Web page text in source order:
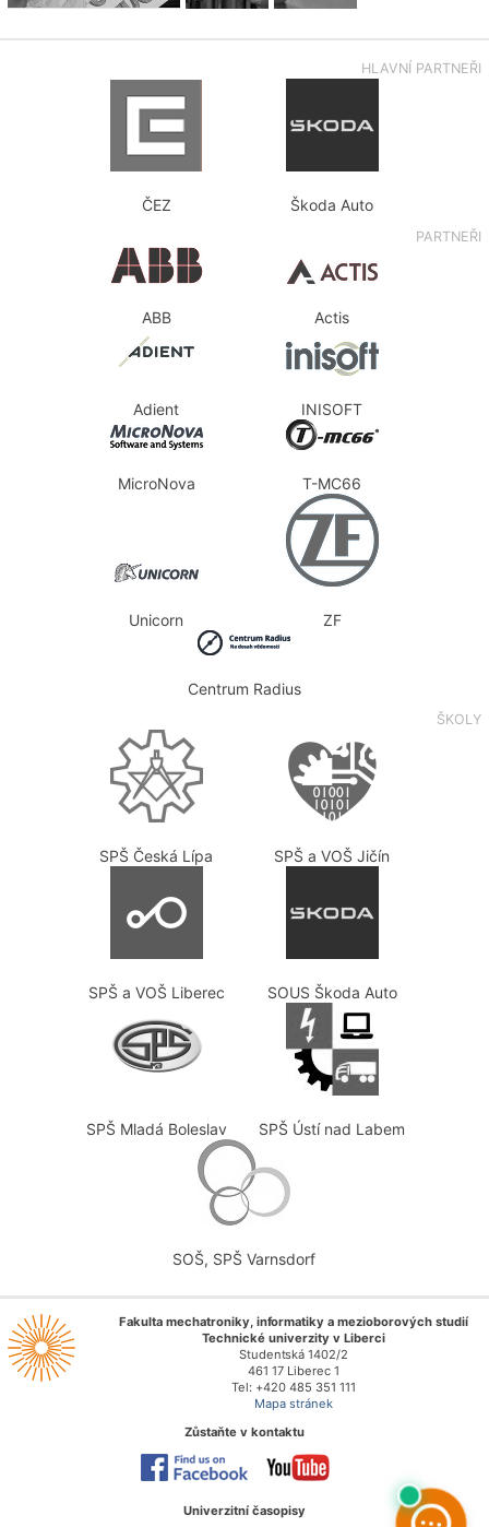
HLAVNÍ PARTNEŘI
ČEZ Škoda Auto
PARTNEŘI
ABB Actis
Adient INISOFT
MicroNova T-MC66
Unicorn ZF
Centrum Radius
ŠKOLY
SPŠ Česká Lípa SPŠ a VOŠ Jičín
SPŠ a VOŠ Liberec SOUS Škoda Auto
SPŠ Mladá Boleslav SPŠ Ústí nad Labem
SOŠ, SPŠ Varnsdorf
Fakulta mechatroniky, informatiky a mezioborových studií
Technické univerzity v Liberci
Studentská 1402/2
461 17 Liberec 1
Tel: +420 485 351 111
Mapa stránek
Zůstaňte v kontaktu
Univerzitní časopisy